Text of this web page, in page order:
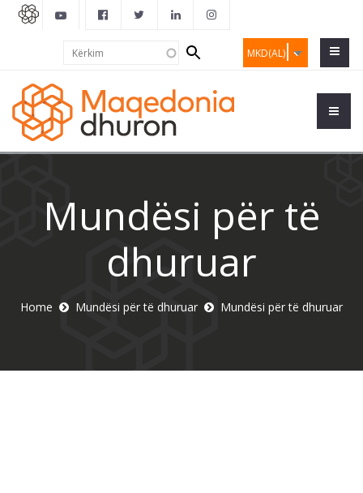
MKD(AL)
Search
form
Mundësi për të
dhuruar
Home Mundësi për të dhuruar Mundësi për të dhuruar